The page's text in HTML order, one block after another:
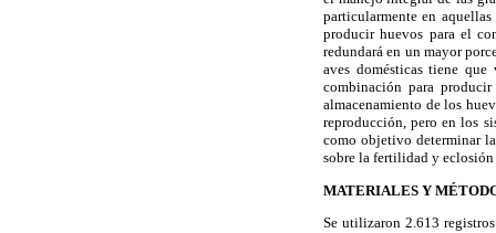
particularmente en
producir huevos para el
redundará en un mayor
aves domésticas tiene
combinación para
almacenamiento de los
reproducción, pero en los
como objetivo determinar
sobre la fertilidad y
MATERIALES Y
Se utilizaron 2.613